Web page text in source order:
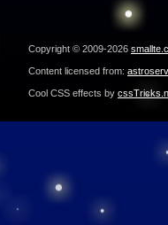
Copyright © 2009-2026
Content licensed from:
Cool CSS effects by